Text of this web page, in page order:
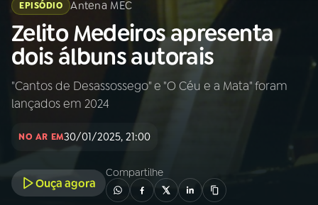
Buscar
na
Rádio
MEC
Buscar
Início
INÍCIO
EPISÓDIO Antena MEC
Zelito Medeiros apresenta
dois álbuns autorais
"Cantos de Desassossego" e "O Céu e a Mata" foram
lançados em 2024
NO AR EM30/01/2025, 21:00
Ouça agora
Compartilhe